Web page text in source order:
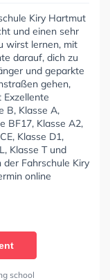
Kiry Hartmut
und einen sehr
wirst lernen, mit
darauf, dich zu
und geparkte
gehen,
B, Klasse A,
BF17, Klasse A2,
Klasse D1,
Klasse T und
Fahrschule Kiry
online
school